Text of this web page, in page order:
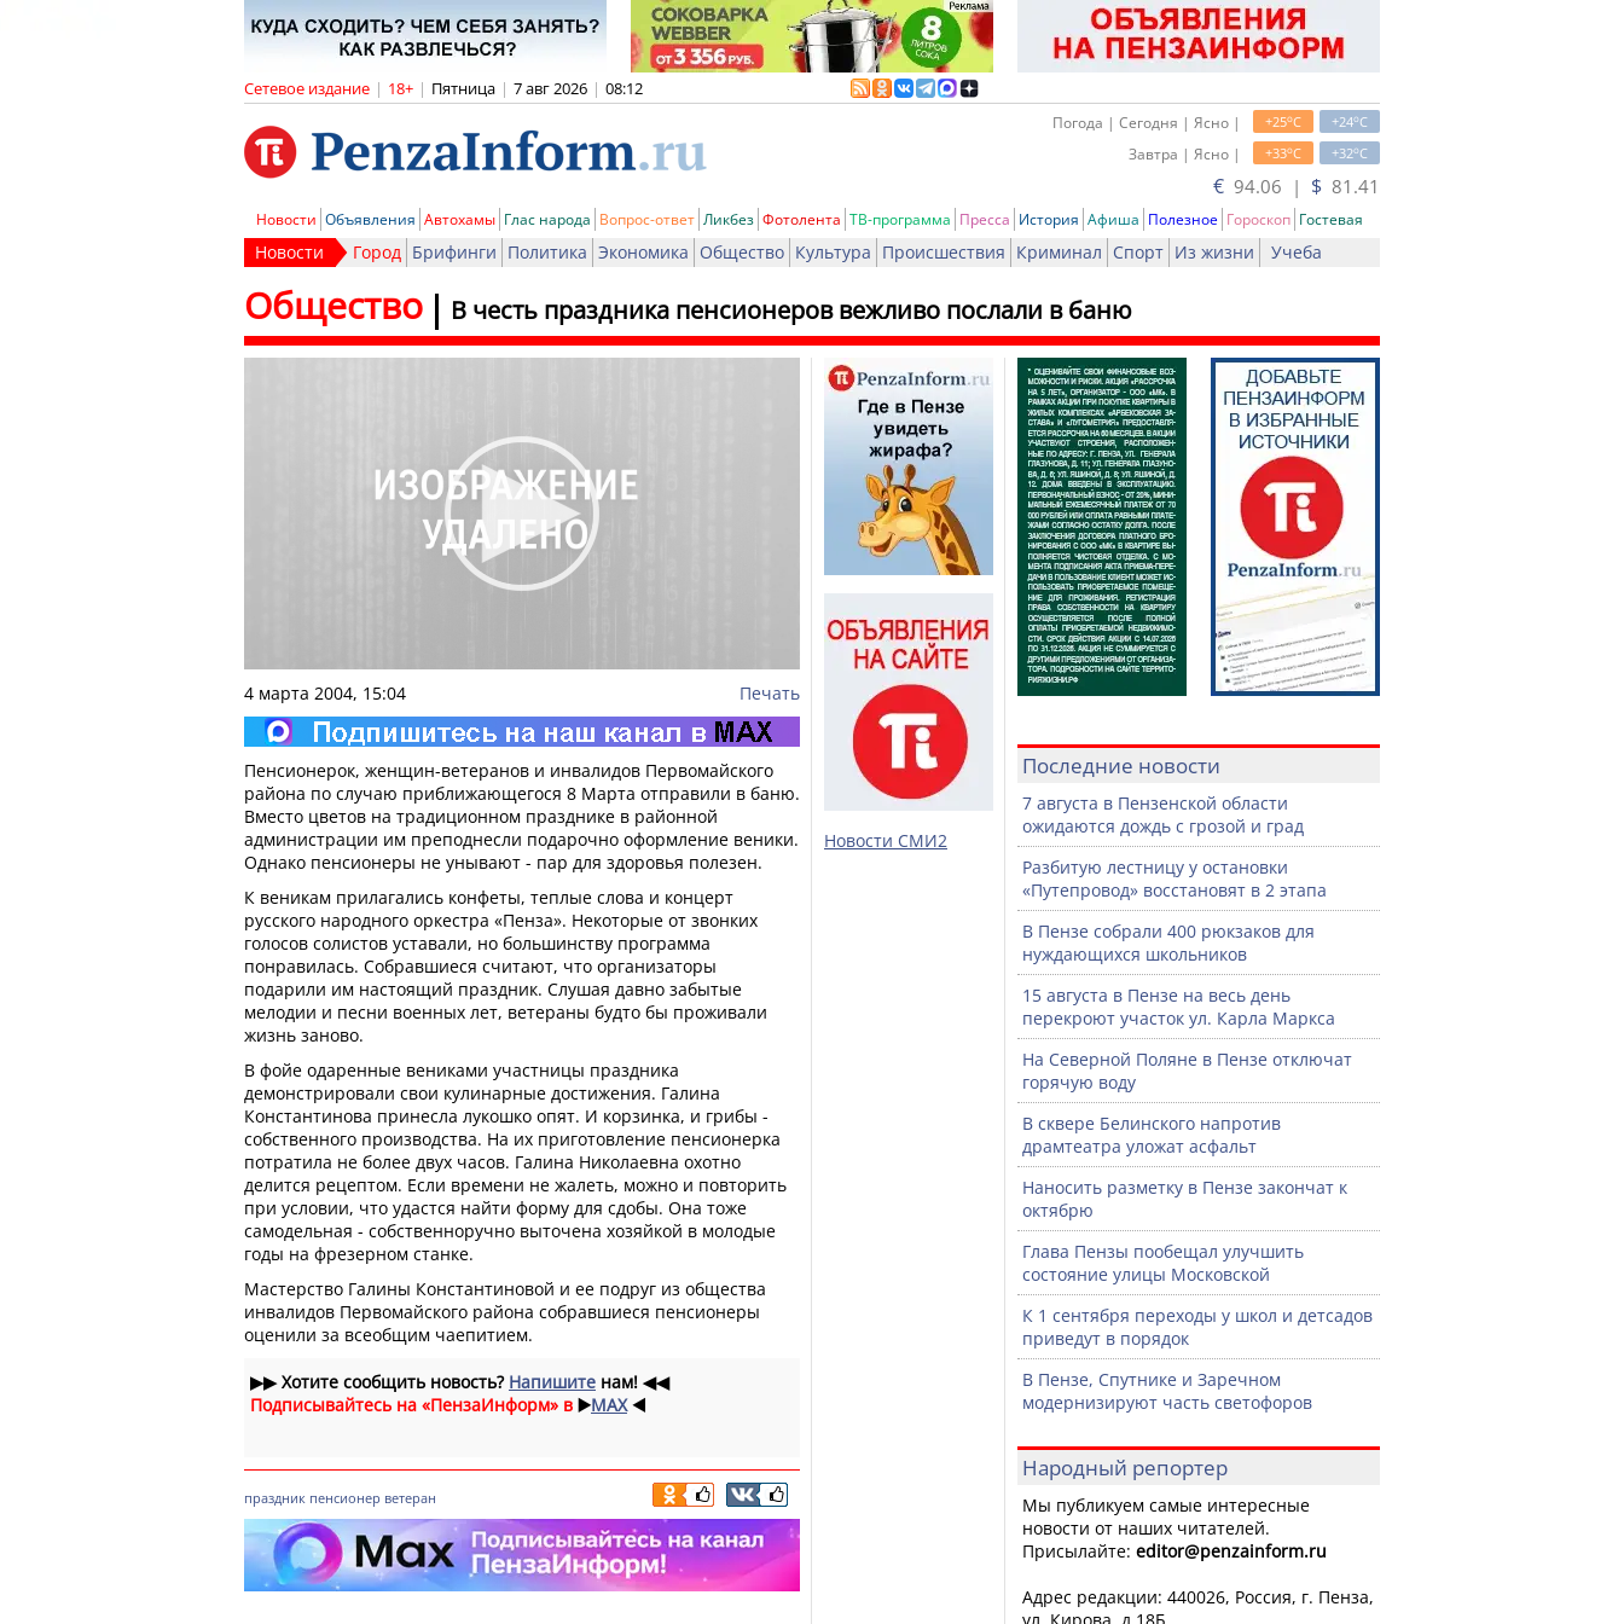
Сетевое издание | 18+ | Пятница | 7 авг 2026 | 08:12
+24oC
+25oC
Погода | Сегодня | Ясно |
+32oC
+33oC
Завтра | Ясно |
€ 94.06 | $ 81.41
Новости Объявления Автохамы Глас народа Вопрос-ответ Ликбез Фотолента ТВ-программа Пресса История Афиша Полезное Гороскоп Гостевая
Новости Город Брифинги Политика Экономика Общество Культура Происшествия Криминал Спорт Из жизни Учеба
В честь праздника пенсионеров вежливо послали в баню
Общество
4 марта 2004, 15:04 Печать
Пенсионерок, женщин-ветеранов и инвалидов Первомайского
района по случаю приближающегося 8 Марта отправили в баню.
Вместо цветов на традиционном празднике в районной
администрации им преподнесли подарочно оформление веники.
Однако пенсионеры не унывают - пар для здоровья полезен.
К веникам прилагались конфеты, теплые слова и концерт
русского народного оркестра «Пенза». Некоторые от звонких
голосов солистов уставали, но большинству программа
понравилась. Собравшиеся считают, что организаторы
подарили им настоящий праздник. Слушая давно забытые
мелодии и песни военных лет, ветераны будто бы проживали
жизнь заново.
В фойе одаренные вениками участницы праздника
демонстрировали свои кулинарные достижения. Галина
Константинова принесла лукошко опят. И корзинка, и грибы -
собственного производства. На их приготовление пенсионерка
потратила не более двух часов. Галина Николаевна охотно
делится рецептом. Если времени не жалеть, можно и повторить
при условии, что удастся найти форму для сдобы. Она тоже
самодельная - собственноручно выточена хозяйкой в молодые
годы на фрезерном станке.
Мастерство Галины Константиновой и ее подруг из общества
инвалидов Первомайского района собравшиеся пенсионеры
оценили за всеобщим чаепитием.
▶▶Хотите сообщить новость? Напишите нам! ◀◀
Подписывайтесь на «ПензаИнформ» в ▶️MAX ◀️
праздник пенсионер ветеран
Новости СМИ2
Последние новости
7 августа в Пензенской области
ожидаются дождь с грозой и град
Разбитую лестницу у остановки
«Путепровод» восстановят в 2 этапа
В Пензе собрали 400 рюкзаков для
нуждающихся школьников
15 августа в Пензе на весь день
перекроют участок ул. Карла Маркса
На Северной Поляне в Пензе отключат
горячую воду
В сквере Белинского напротив
драмтеатра уложат асфальт
Наносить разметку в Пензе закончат к
октябрю
Глава Пензы пообещал улучшить
состояние улицы Московской
К 1 сентября переходы у школ и детсадов
приведут в порядок
В Пензе, Спутнике и Заречном
модернизируют часть светофоров
Народный репортер
Мы публикуем самые интересные
новости от наших читателей.
Присылайте: editor@penzainform.ru
Адрес редакции: 440026, Россия, г. Пенза,